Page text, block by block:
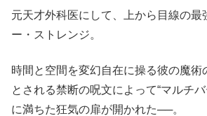
元天才外科医にして、上から目線の最
ー・ストレンジ。
時間と空間を変幻自在に操る彼の魔術
とされる禁断の呪文によって“マルチ
に満ちた狂気の扉が開かれた──。